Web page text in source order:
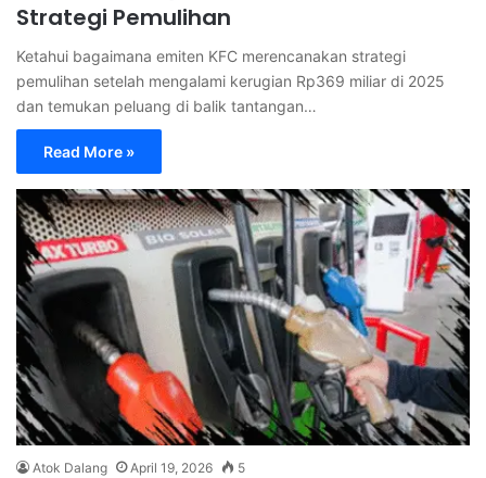
Strategi Pemulihan
Ketahui bagaimana emiten KFC merencanakan strategi
pemulihan setelah mengalami kerugian Rp369 miliar di 2025
dan temukan peluang di balik tantangan…
Read More »
Atok Dalang April 19, 2026 5